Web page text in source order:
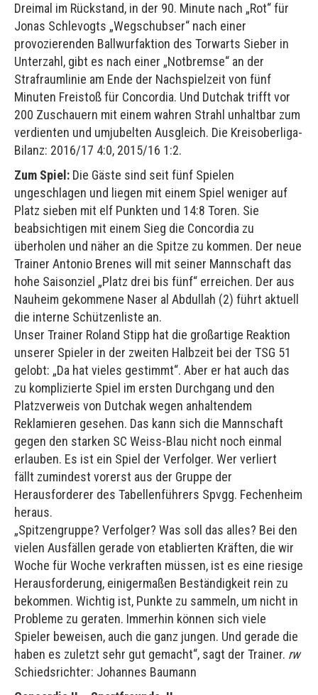
Dreimal im Rückstand, in der 90. Minute nach „Rot“ für
Jonas Schlevogts „Wegschubser“ nach einer
provozierenden Ballwurfaktion des Torwarts Sieber in
Unterzahl, gibt es nach einer „Notbremse“ an der
Strafraumlinie am Ende der Nachspielzeit von fünf
Minuten Freistoß für Concordia. Und Dutchak trifft vor
200 Zuschauern mit einem wahren Strahl unhaltbar zum
verdienten und umjubelten Ausgleich. Die Kreisoberliga-
Bilanz: 2016/17 4:0, 2015/16 1:2.
Zum Spiel: Die Gäste sind seit fünf Spielen
ungeschlagen und liegen mit einem Spiel weniger auf
Platz sieben mit elf Punkten und 14:8 Toren. Sie
beabsichtigen mit einem Sieg die Concordia zu
überholen und näher an die Spitze zu kommen. Der neue
Trainer Antonio Brenes will mit seiner Mannschaft das
hohe Saisonziel „Platz drei bis fünf“ erreichen. Der aus
Nauheim gekommene Naser al Abdullah (2) führt aktuell
die interne Schützenliste an.
Unser Trainer Roland Stipp hat die großartige Reaktion
unserer Spieler in der zweiten Halbzeit bei der TSG 51
gelobt: „Da hat vieles gestimmt“. Aber er hat auch das
zu komplizierte Spiel im ersten Durchgang und den
Platzverweis von Dutchak wegen anhaltendem
Reklamieren gesehen. Das kann sich die Mannschaft
gegen den starken SC Weiss-Blau nicht noch einmal
erlauben. Es ist ein Spiel der Verfolger. Wer verliert
fällt zumindest vorerst aus der Gruppe der
Herausforderer des Tabellenführers Spvgg. Fechenheim
heraus.
„Spitzengruppe? Verfolger? Was soll das alles? Bei den
vielen Ausfällen gerade von etablierten Kräften, die wir
Woche für Woche verkraften müssen, ist es eine riesige
Herausforderung, einigermaßen Beständigkeit rein zu
bekommen. Wichtig ist, Punkte zu sammeln, um nicht in
Probleme zu geraten. Immerhin können sich viele
Spieler beweisen, auch die ganz jungen. Und gerade die
haben es zuletzt sehr gut gemacht“, sagt der Trainer. rw
Schiedsrichter: Johannes Baumann